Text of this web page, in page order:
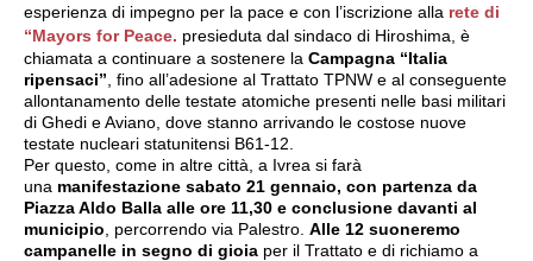
esperienza di impegno per la pace e con l’iscrizione alla rete di
“Mayors for Peace. presieduta dal sindaco di Hiroshima, è
chiamata a continuare a sostenere la Campagna “Italia
ripensaci” , fino all’adesione al Trattato TPNW e al conseguente
allontanamento delle testate atomiche presenti nelle basi militari
di Ghedi e Aviano, dove stanno arrivando le costose nuove
testate nucleari statunitensi B61-12.
Per questo, come in altre città, a Ivrea si farà
una manifestazione sabato 21 gennaio, con partenza da
Piazza Aldo Balla alle ore 11,30 e conclusione davanti al
municipio , percorrendo via Palestro. Alle 12 suoneremo
campanelle in segno di gioia per il Trattato e di richiamo a